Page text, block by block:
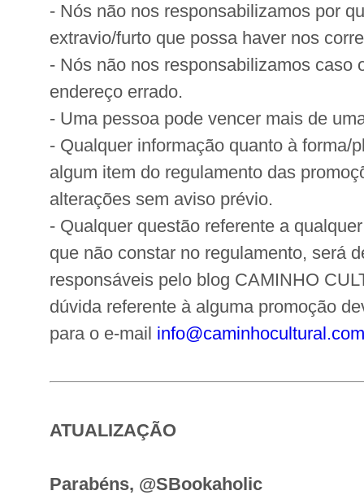
- Nós não nos responsabilizamos por
extravio/furto que possa haver nos
- Nós não nos responsabilizamos caso
endereço errado.
- Uma pessoa pode vencer mais de
- Qualquer informação quanto à forma/
algum item do regulamento das
alterações sem aviso prévio.
- Qualquer questão referente a
que não constar no regulamento, será
responsáveis pelo blog CAMINHO
dúvida referente à alguma promoção
para o e-mail info@caminhocultural.com
ATUALIZAÇÃO
Parabéns, @SBookaholic